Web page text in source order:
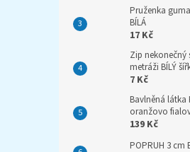
Pruženka
BÍLÁ
17 Kč
Zip nekonečný
metráži BÍLÝ
7 Kč
Bavlněná látka
oranžovo
139 Kč
POPRUH 3 cm